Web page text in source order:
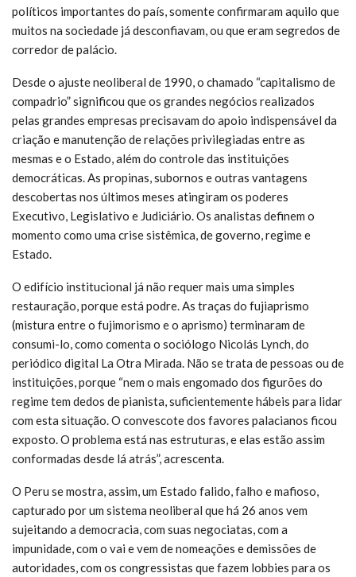
políticos importantes do país, somente confirmaram aquilo que
muitos na sociedade já desconfiavam, ou que eram segredos de
corredor de palácio.
Desde o ajuste neoliberal de 1990, o chamado “capitalismo de
compadrio” significou que os grandes negócios realizados
pelas grandes empresas precisavam do apoio indispensável da
criação e manutenção de relações privilegiadas entre as
mesmas e o Estado, além do controle das instituições
democráticas. As propinas, subornos e outras vantagens
descobertas nos últimos meses atingiram os poderes
Executivo, Legislativo e Judiciário. Os analistas definem o
momento como uma crise sistêmica, de governo, regime e
Estado.
O edifício institucional já não requer mais uma simples
restauração, porque está podre. As traças do fujiaprismo
(mistura entre o fujimorismo e o aprismo) terminaram de
consumi-lo, como comenta o sociólogo Nicolás Lynch, do
periódico digital La Otra Mirada. Não se trata de pessoas ou de
instituições, porque “nem o mais engomado dos figurões do
regime tem dedos de pianista, suficientemente hábeis para lidar
com esta situação. O convescote dos favores palacianos ficou
exposto. O problema está nas estruturas, e elas estão assim
conformadas desde lá atrás”, acrescenta.
O Peru se mostra, assim, um Estado falido, falho e mafioso,
capturado por um sistema neoliberal que há 26 anos vem
sujeitando a democracia, com suas negociatas, com a
impunidade, com o vai e vem de nomeações e demissões de
autoridades, com os congressistas que fazem lobbies para os